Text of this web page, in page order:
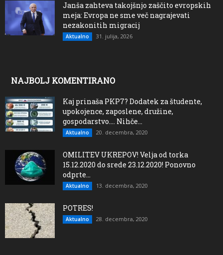
Janša zahteva takojšnjo zaščito evropskih
meja: Evropa ne sme več nagrajevati
nezakonitih migracij
Aktualno 31. julija, 2026
NAJBOLJ KOMENTIRANO
Kaj prinaša PKP7? Dodatek za študente,
upokojence, zaposlene, družine,
gospodarstvo…. Nihče...
Aktualno 20. decembra, 2020
OMILITEV UKREPOV! Velja od torka
15.12.2020 do srede 23.12.2020! Ponovno
odprte...
Aktualno 13. decembra, 2020
POTRES!
Aktualno 28. decembra, 2020